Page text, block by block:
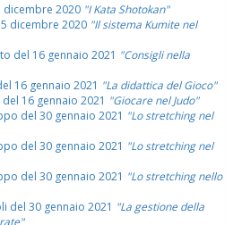
dicembre 2020 "I Kata Shotokan"
dicembre 2020 "Il sistema Kumite nel
del 16 gennaio 2021 "Consigli nella
16 gennaio 2021 "La didattica del Gioco"
16 gennaio 2021 "Giocare nel Judo"
del 30 gennaio 2021 "Lo stretching nel
del 30 gennaio 2021 "Lo stretching nel
del 30 gennaio 2021 "Lo stretching nello
del 30 gennaio 2021 "La gestione della